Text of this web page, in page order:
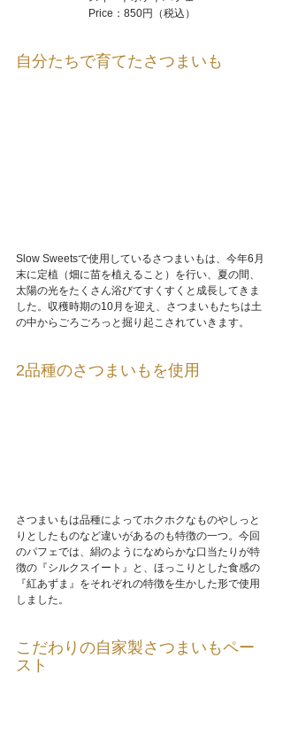
Price：850円（税込）
自分たちで育てたさつまいも
Slow Sweetsで使用しているさつまいもは、今年6月
末に定植（畑に苗を植えること）を行い、夏の間、
太陽の光をたくさん浴びてすくすくと成長してきま
した。収穫時期の10月を迎え、さつまいもたちは土
の中からごろごろっと掘り起こされていきます。
2品種のさつまいもを使用
さつまいもは品種によってホクホクなものやしっと
りとしたものなど違いがあるのも特徴の一つ。今回
のパフェでは、絹のようになめらかな口当たりが特
徴の『シルクスイート』と、ほっこりとした食感の
『紅あずま』をそれぞれの特徴を生かした形で使用
しました。
こだわりの自家製さつまいもペー
スト